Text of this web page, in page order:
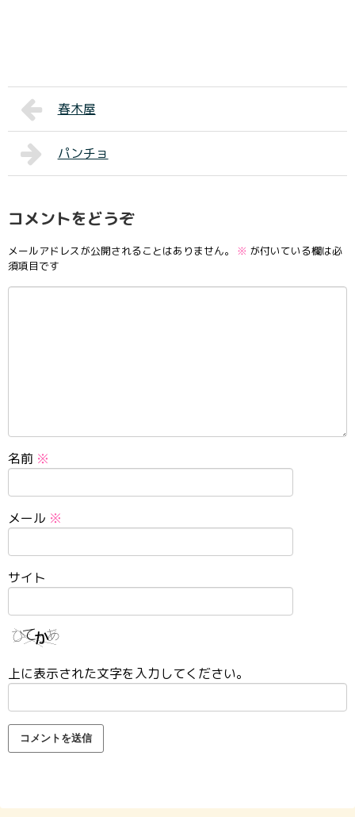
春木屋
パンチョ
コメントをどうぞ
メールアドレスが公開されることはありません。 ※ が付いている欄は必
須項目です
名前 ※
メール ※
サイト
上に表示された文字を入力してください。